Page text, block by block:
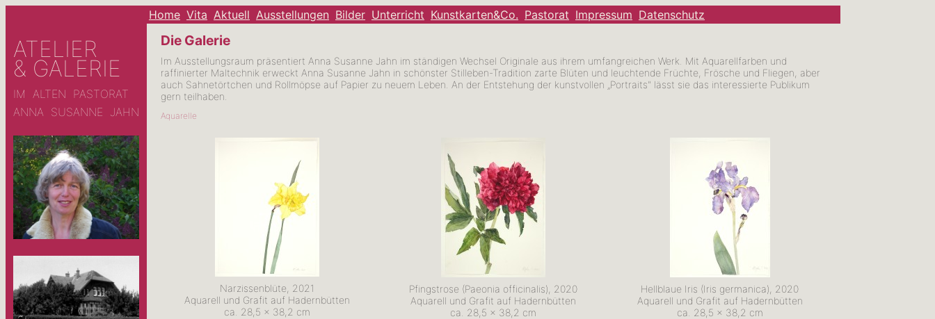
Home Vita Aktuell Ausstellungen Bilder Unterricht Kunstkarten&Co. Pastorat Impressum Datenschutz
ATELIER
& GALERIE
IM ALTEN PASTORAT
ANNA SUSANNE JAHN
Die Galerie
Im Ausstellungsraum präsentiert Anna Susanne Jahn im ständigen Wechsel Originale aus ihrem umfangreichen Werk. Mit Aquarellfarben und
raffinierter Maltechnik erweckt Anna Susanne Jahn in schönster Stilleben-Tradition zarte Blüten und leuchtende Früchte, Frösche und Fliegen, aber
auch Sahnetörtchen und Rollmöpse auf Papier zu neuem Leben. An der Entstehung der kunstvollen „Portraits" lässt sie das interessierte Publikum
gern teilhaben.
Aquarelle
Narzissenblüte, 2021
Aquarell und Grafit auf Hadernbütten
ca. 28,5 x 38,2 cm
Pfingstrose (Paeonia officinalis), 2020
Aquarell und Grafit auf Hadernbütten
ca. 28,5 x 38,2 cm
Hellblaue Iris (Iris germanica), 2020
Aquarell und Grafit auf Hadernbütten
ca. 28,5 x 38,2 cm